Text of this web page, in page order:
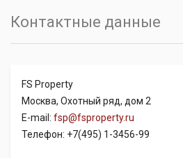
Контактные данные
FS Property
Москва, Охотный ряд, дом 2
E-mail: fsp@fsproperty.ru
Телефон: +7(495) 1-3456-99